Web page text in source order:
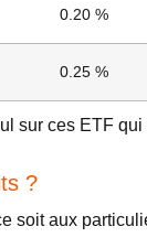
0.20 %
0.25 %
sur ces ETF
?
soit aux